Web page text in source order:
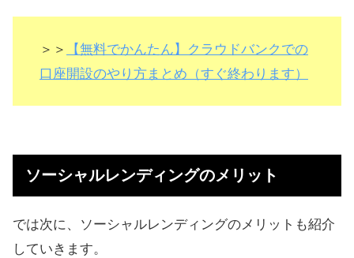
＞＞
【無料でかんたん】クラウドバンクでの
口座開設のやり方まとめ（すぐ終わります）
ソーシャルレンディングのメリット
では次に、ソーシャルレンディングのメリットも紹介
していきます。